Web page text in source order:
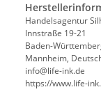
Handelsagentur
Innstraße 19-21
Baden-
Mannheim,
info@life-ink.de
https://www.life-